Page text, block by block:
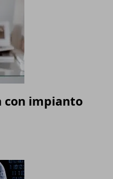
con impianto